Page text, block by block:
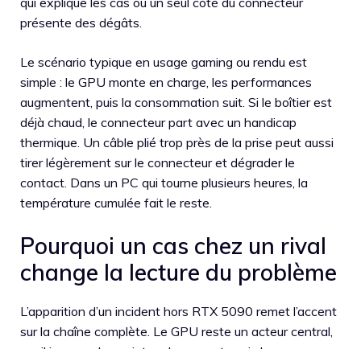
présente des dégâts.
Le scénario typique en usage gaming ou rendu est
simple : le GPU monte en charge, les performances
augmentent, puis la consommation suit. Si le boîtier est
déjà chaud, le connecteur part avec un handicap
thermique. Un câble plié trop près de la prise peut aussi
tirer légèrement sur le connecteur et dégrader le
contact. Dans un PC qui tourne plusieurs heures, la
température cumulée fait le reste.
Pourquoi un cas chez un rival
change la lecture du problème
L’apparition d’un incident hors RTX 5090 remet l’accent
sur la chaîne complète. Le GPU reste un acteur central,